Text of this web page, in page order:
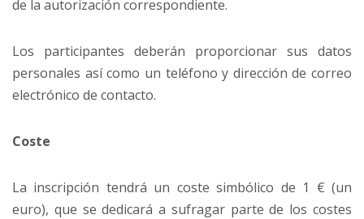
de la autorización correspondiente.
Los participantes deberán proporcionar sus datos
personales así como un teléfono y dirección de correo
electrónico de contacto.
Coste
La inscripción tendrá un coste simbólico de 1 € (un
euro), que se dedicará a sufragar parte de los costes